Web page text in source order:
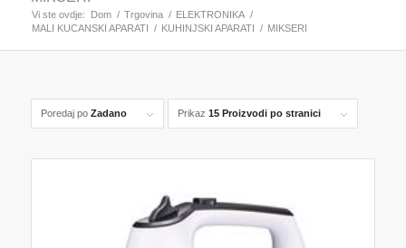
Vi ste ovdje: Dom / Trgovina / ELEKTRONIKA /
MALI KUCANSKI APARATI / KUHINJSKI APARATI / MIKSERI
Poredaj po Zadano Prikaz 15 Proizvodi po stranici